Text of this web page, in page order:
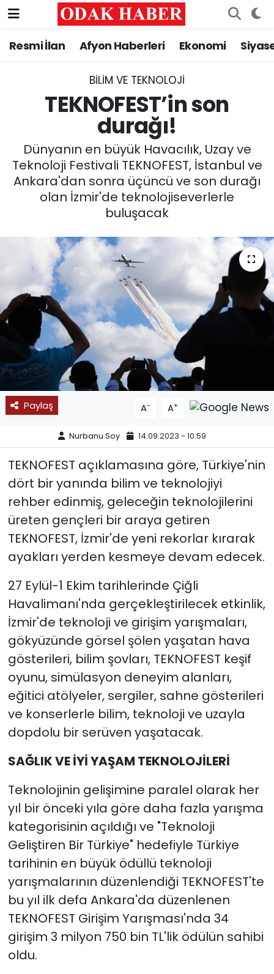
Resmi İlan Afyon Haberleri Ekonomi
BILIM VE TEKNOLOJI
TEKNOFEST’in son
durağı!
Dünyanın en büyük Havacılık, Uzay ve
Teknoloji Festivali TEKNOFEST, İstanbul ve
Ankara'dan sonra üçüncü ve son durağı
olan İzmir'de teknolojiseverlerle
buluşacak
Paylaş A- A+
Nurbanu Soy 14.09.2023 - 10:59
TEKNOFEST açıklamasına göre, Türkiye'nin
dört bir yanında bilim ve teknolojiyi
rehber edinmiş, geleceğin teknolojilerini
üreten gençleri bir araya getiren
TEKNOFEST, İzmir'de yeni rekorlar kırarak
ayakları yerden kesmeye devam edecek.
27 Eylül-1 Ekim tarihlerinde Çiğli
Havalimanı'nda gerçekleştirilecek etkinlik,
İzmir'de teknoloji ve girişim yarışmaları,
gökyüzünde görsel şölen yaşatan hava
gösterileri, bilim şovları, TEKNOFEST keşif
oyunu, simülasyon deneyim alanları,
eğitici atölyeler, sergiler, sahne gösterileri
ve konserlerle bilim, teknoloji ve uzayla
dopdolu bir serüven yaşatacak.
SAĞLIK VE İYİ YAŞAM TEKNOLOJİLERİ
Teknolojinin gelişimine paralel olarak her
yıl bir önceki yıla göre daha fazla yarışma
kategorisinin açıldığı ve "Teknoloji
Geliştiren Bir Türkiye" hedefiyle Türkiye
tarihinin en büyük ödüllü teknoloji
yarışmalarının düzenlendiği TEKNOFEST'te
bu yıl ilk defa Ankara'da düzenlenen
TEKNOFEST Girişim Yarışması'nda 34
girişim 3 milyon 750 bin TL'lik ödülün sahibi
oldu.
AFYONKARAHİSAR HABERLERİ
Resmi İlan
ASAYİŞ
SİYASET
EĞİTİM
MAGAZİN
SAĞLIK
SPOR
11:11 MANŞET
Nöbetçi Eczaneler
Hava Durumu
Trafik Durumu
Süper Lig Puan Durumu ve Fikstür
Tüm Manşetler
Son Dakika Haberleri
Haber Arşivi